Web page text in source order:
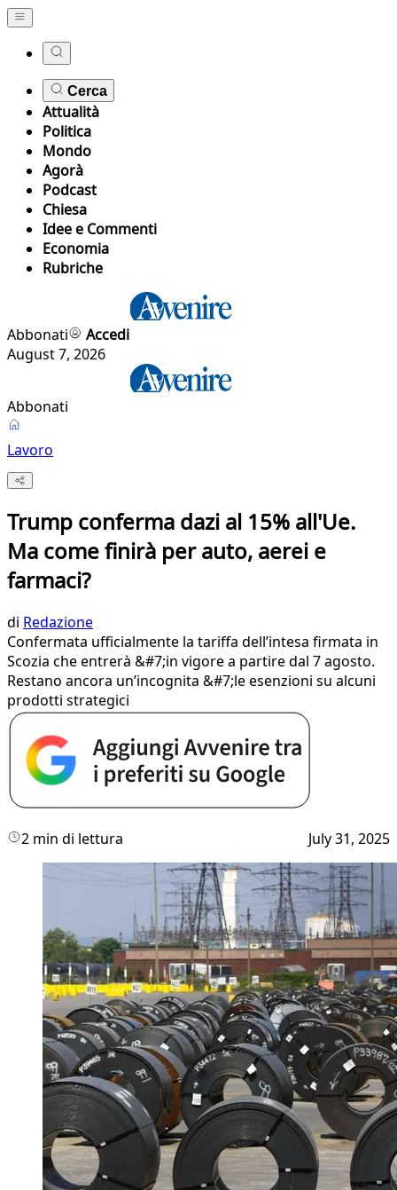
Cerca
Attualità
Politica
Mondo
Agorà
Podcast
Chiesa
Idee e Commenti
Economia
Rubriche
Abbonati
Accedi
August 7, 2026
Abbonati
Lavoro
Trump conferma dazi al 15% all'Ue.
Ma come finirà per auto, aerei e
farmaci?
di Redazione
Confermata ufficialmente la tariffa dell’intesa firmata in
Scozia che entrerà &#7;in vigore a partire dal 7 agosto.
Restano ancora un’incognita &#7;le esenzioni su alcuni
prodotti strategici
2 min di lettura July 31, 2025